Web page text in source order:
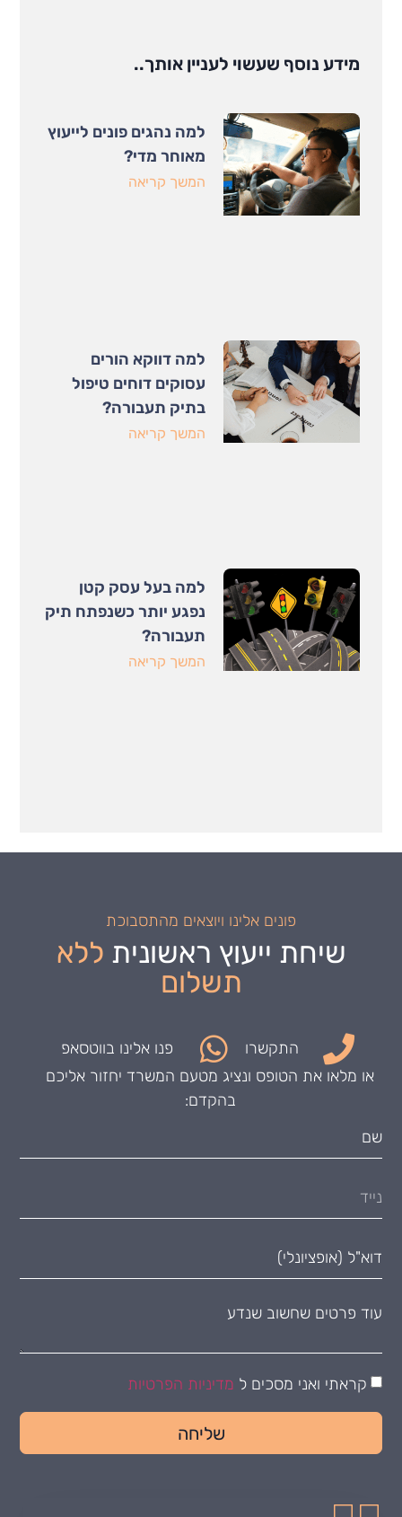
מידע נוסף שעשוי לעניין אותך..
למה נהגים פונים לייעוץ
מאוחר מדי?
המשך קריאה
למה דווקא הורים
עסוקים דוחים טיפול
בתיק תעבורה?
המשך קריאה
למה בעל עסק קטן
נפגע יותר כשנפתח תיק
תעבורה?
המשך קריאה
פונים אלינו ויוצאים מהתסבוכת
שיחת ייעוץ ראשונית ללא
תשלום
התקשרו
פנו אלינו בווטסאפ
או מלאו את הטופס ונציג מטעם המשרד יחזור אליכם
בהקדם:
קראתי ואני מסכים ל מדיניות הפרטיות
שליחה